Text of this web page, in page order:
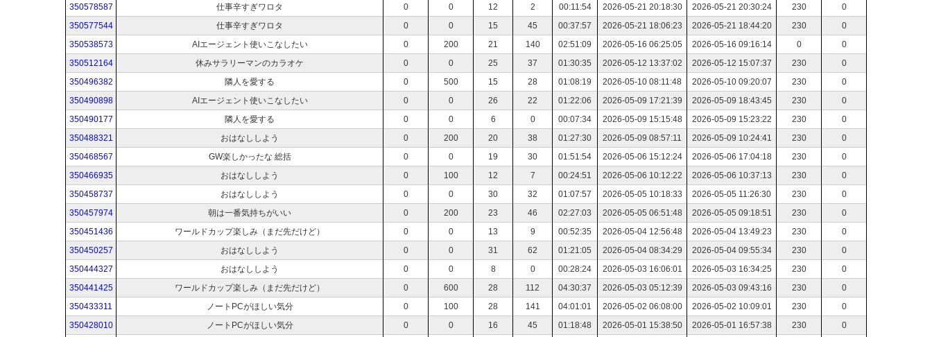
350578587
仕事辛すぎワロタ 0 0 12 2 00:11:54 2026-05-21 20:18:30 2026-05-21 20:30:24 230
0
350577544
仕事辛すぎワロタ 0 0 15 45 00:37:57 2026-05-21 18:06:23 2026-05-21 18:44:20 230
0
350538573
AIエージェント使いこなしたい 0 200 21 140 02:51:09 2026-05-16 06:25:05 2026-05-16 09:16:14 0
0
350512164
休みサラリーマンのカラオケ 0 0 25 37 01:30:35 2026-05-12 13:37:02 2026-05-12 15:07:37 230
0
350496382
隣人を愛する 0 500 15 28 01:08:19 2026-05-10 08:11:48 2026-05-10 09:20:07 230
0
350490898
AIエージェント使いこなしたい 0 0 26 22 01:22:06 2026-05-09 17:21:39 2026-05-09 18:43:45 230
0
350490177
隣人を愛する 0 0 6 0 00:07:34 2026-05-09 15:15:48 2026-05-09 15:23:22 230
0
350488321
おはなししよう 0 200 20 38 01:27:30 2026-05-09 08:57:11 2026-05-09 10:24:41 230
0
350468567
GW楽しかったな 総括 0 0 19 30 01:51:54 2026-05-06 15:12:24 2026-05-06 17:04:18 230
0
350466935
おはなししよう 0 100 12 7 00:24:51 2026-05-06 10:12:22 2026-05-06 10:37:13 230
0
350458737
おはなししよう 0 0 30 32 01:07:57 2026-05-05 10:18:33 2026-05-05 11:26:30 230
0
350457974
朝は一番気持ちがいい 0 200 23 46 02:27:03 2026-05-05 06:51:48 2026-05-05 09:18:51 230
0
350451436
ワールドカップ楽しみ（まだ先だけど） 0 0 13 9 00:52:35 2026-05-04 12:56:48 2026-05-04 13:49:23 230
0
350450257
おはなししよう 0 0 31 62 01:21:05 2026-05-04 08:34:29 2026-05-04 09:55:34 230
0
350444327
おはなししよう 0 0 8 0 00:28:24 2026-05-03 16:06:01 2026-05-03 16:34:25 230
0
350441425
ワールドカップ楽しみ（まだ先だけど） 0 600 28 112 04:30:37 2026-05-03 05:12:39 2026-05-03 09:43:16 230
0
350433311
ノートPCがほしい気分 0 100 28 141 04:01:01 2026-05-02 06:08:00 2026-05-02 10:09:01 230
0
350428010
ノートPCがほしい気分 0 0 16 45 01:18:48 2026-05-01 15:38:50 2026-05-01 16:57:38 230
0